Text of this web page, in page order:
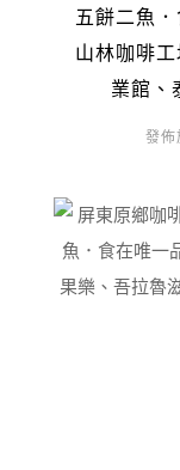
五餅二魚
山林咖啡
業館、
發